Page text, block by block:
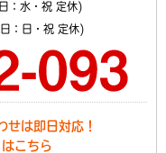
：水・祝 定休)
：日・祝 定休)
せは即日対応！
こちら